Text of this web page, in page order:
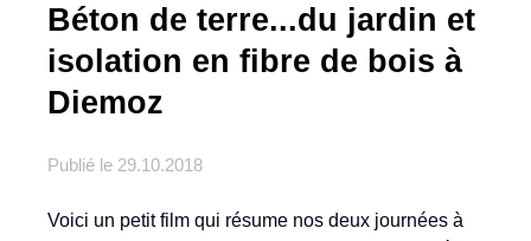
Béton de terre...du jardin et
isolation en fibre de bois à
Diemoz
Publié le 29.10.2018
Voici un petit film qui résume nos deux journées à